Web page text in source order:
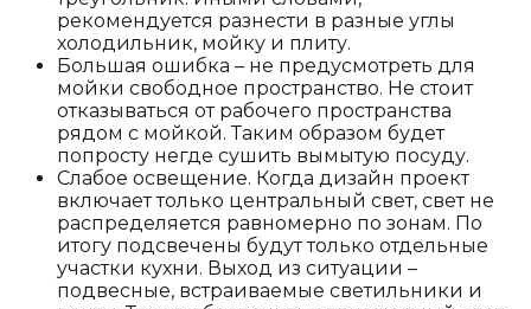
рекомендуется разнести в разные углы
холодильник, мойку и плиту.
Большая ошибка – не предусмотреть для
мойки свободное пространство. Не стоит
отказываться от рабочего пространства
рядом с мойкой. Таким образом будет
попросту негде сушить вымытую посуду.
Слабое освещение. Когда дизайн проект
включает только центральный свет, свет не
распределяется равномерно по зонам. По
итогу подсвечены будут только отдельные
участки кухни. Выход из ситуации –
подвесные, встраиваемые светильники и